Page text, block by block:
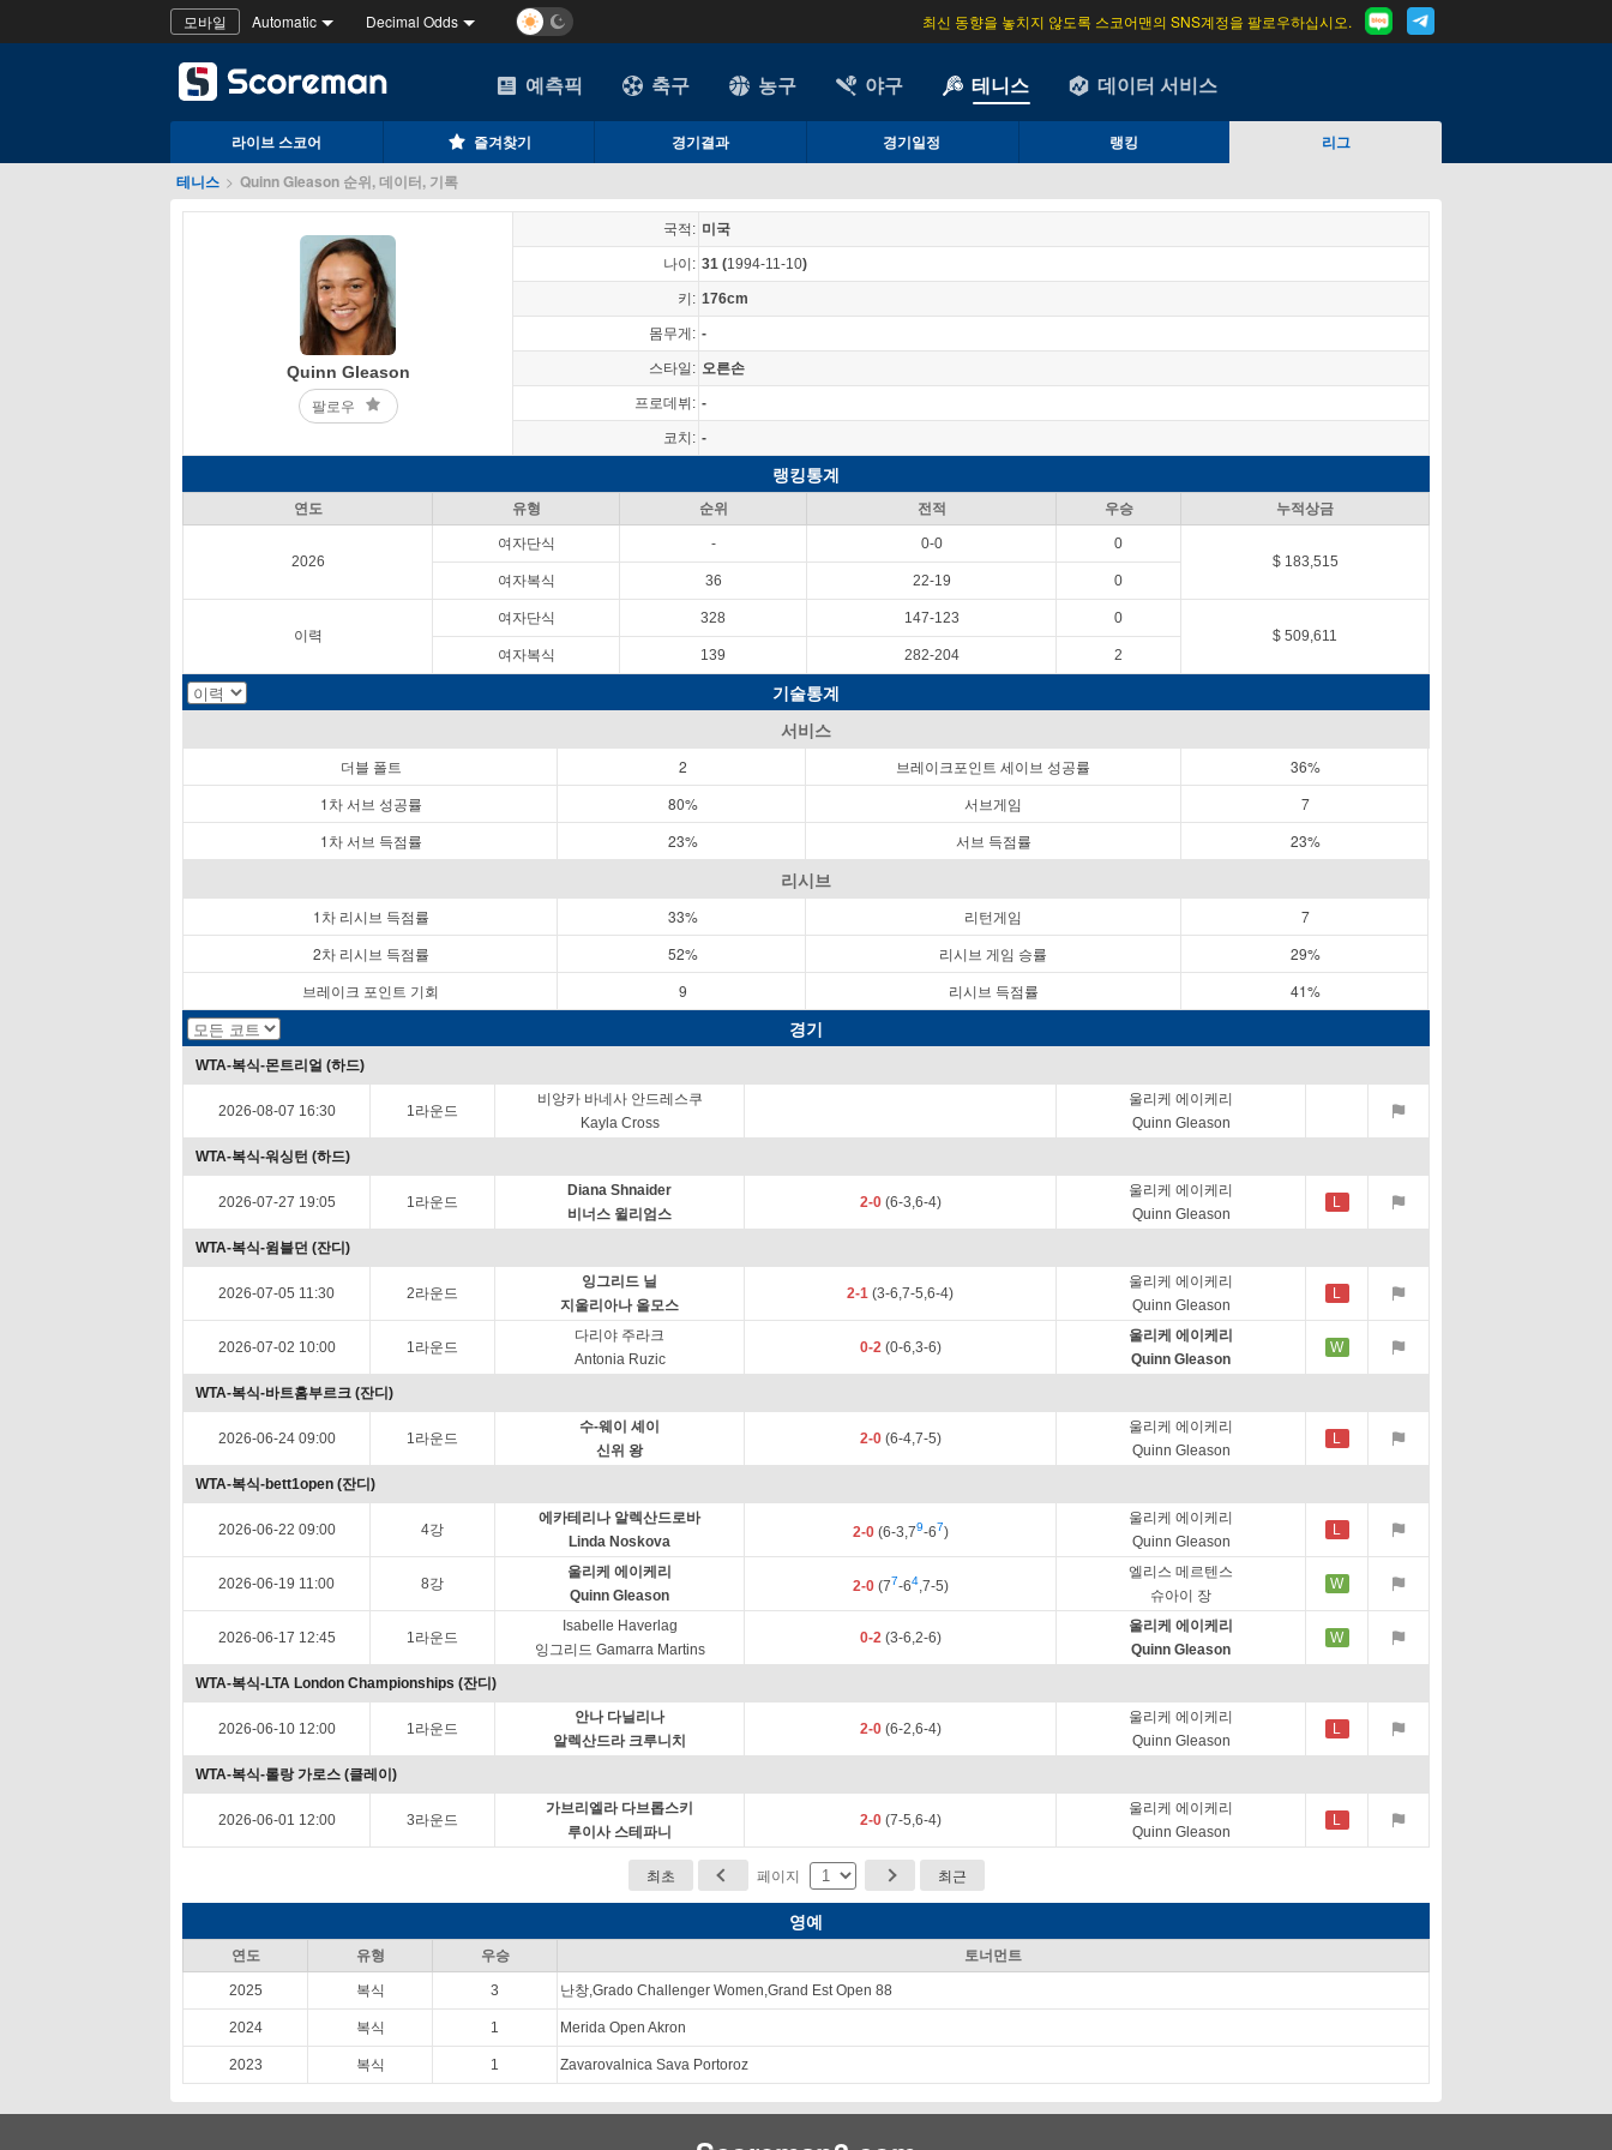
모바일 Automatic Decimal Odds 최신 동향을 놓치지 않도록 스코어맨의 SNS계정을 팔로우하십시오.
예측픽 축구 농구 야구 테니스 데이터 서비스
라이브 스코어 즐겨찾기 경기결과 경기일정 랭킹
리그
테니스 > Quinn Gleason 순위, 데이터, 기록
Quinn Gleason
팔로우
국적: 미국
나이: 31 (1994-11-10)
키: 176cm
몸무게: -
스타일: 오른손
프로데뷔: -
코치: -
랭킹통계
연도 유형 순위 전적 우승 누적상금
2026
여자단식 - 0-0
0
$ 183,515
여자복식
36 22-19 0
이력
여자단식 328 147-123
0
$ 509,611
여자복식
139 282-204 2
기술통계
서비스
더블 폴트 2 브레이크포인트 세이브 성공률
36%
1차 서브 성공률
80% 서브게임
7
1차 서브 득점률
23% 서브 득점률 23%
리시브
1차 리시브 득점률 33% 리턴게임
7
2차 리시브 득점률
52% 리시브 게임 승률
29%
브레이크 포인트 기회
9 리시브 득점률 41%
경기
WTA-복식-몬트리얼 (하드)
2026-08-07 16:30 1라운드
비앙카 바네사 안드레스쿠
Kayla Cross
울리케 에이케리
Quinn Gleason
WTA-복식-워싱턴 (하드)
2026-07-27 19:05 1라운드
Diana Shnaider
비너스 윌리엄스
2-0(6-3,6-4)
울리케 에이케리
Quinn Gleason
L
WTA-복식-윔블던 (잔디)
2026-07-05 11:30 2라운드
잉그리드 닐
지울리아나 올모스
2-1 (3-6,7-5,6-4)
울리케 에이케리
Quinn Gleason
L
2026-07-02 10:00 1라운드
다리야 주라크
Antonia Ruzic
0-2(0-6,3-6)
울리케 에이케리
Quinn Gleason
W
WTA-복식-바트홈부르크 (잔디)
2026-06-24 09:00 1라운드
수-웨이 셰이
신위 왕
2-0(6-4,7-5)
울리케 에이케리
Quinn Gleason
L
WTA-복식-bett1open (잔디)
2026-06-22 09:00 4강
에카테리나 알렉산드로바
Linda Noskova
2-0(6-3,79-67)
울리케 에이케리
Quinn Gleason
L
2026-06-19 11:00 8강
울리케 에이케리
Quinn Gleason
2-0(77-64,7-5)
엘리스 메르텐스
슈아이 장
W
2026-06-17 12:45 1라운드
Isabelle Haverlag
잉그리드 Gamarra Martins
0-2(3-6,2-6)
울리케 에이케리
Quinn Gleason
W
WTA-복식-LTA London Championships (잔디)
2026-06-10 12:00 1라운드
안나 다닐리나
알렉산드라 크루니치
2-0(6-2,6-4)
울리케 에이케리
Quinn Gleason
L
WTA-복식-롤랑 가로스 (클레이)
2026-06-01 12:00 3라운드
가브리엘라 다브롭스키
루이사 스테파니
2-0(7-5,6-4)
울리케 에이케리
Quinn Gleason
L
최초 페이지 최근
영예
연도 유형 우승 토너먼트
2025 복식 3 난창,Grado Challenger Women,Grand Est Open 88
2024 복식 1 Merida Open Akron
2023 복식 1 Zavarovalnica Sava Portoroz